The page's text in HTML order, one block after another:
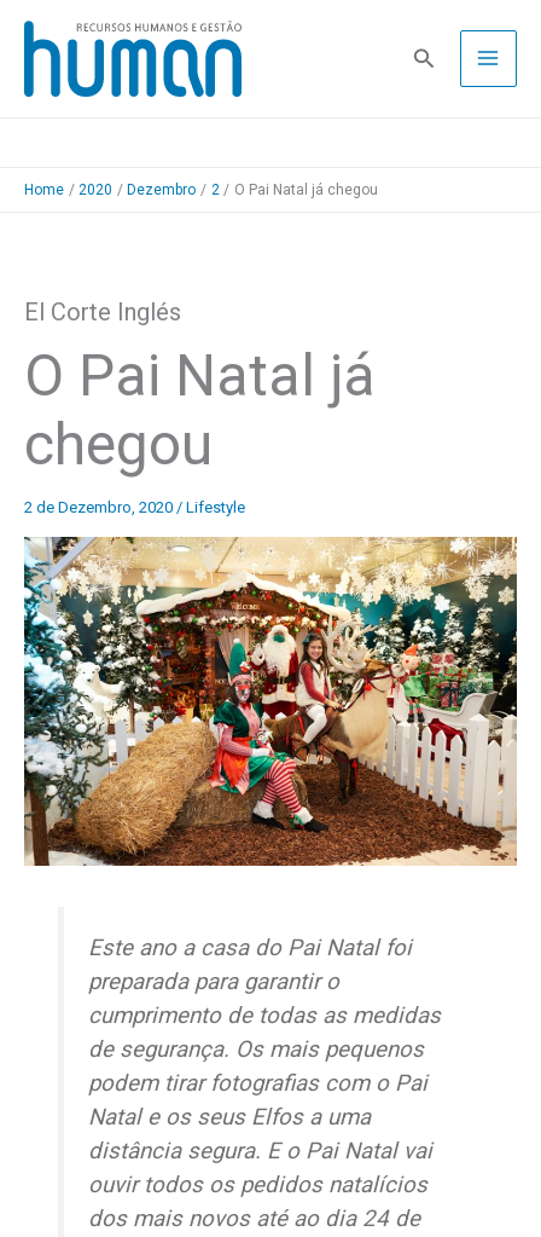
Skip
content
Pesquisa
Home 2020 Dezembro 2 O Pai Natal já chegou
El Corte Inglés
O Pai Natal já
chegou
2 de Dezembro, 2020 / Lifestyle
Este ano a casa do Pai Natal foi
preparada para garantir o
cumprimento de todas as medidas
de segurança. Os mais pequenos
podem tirar fotografias com o Pai
Natal e os seus Elfos a uma
distância segura. E o Pai Natal vai
ouvir todos os pedidos natalícios
dos mais novos até ao dia 24 de